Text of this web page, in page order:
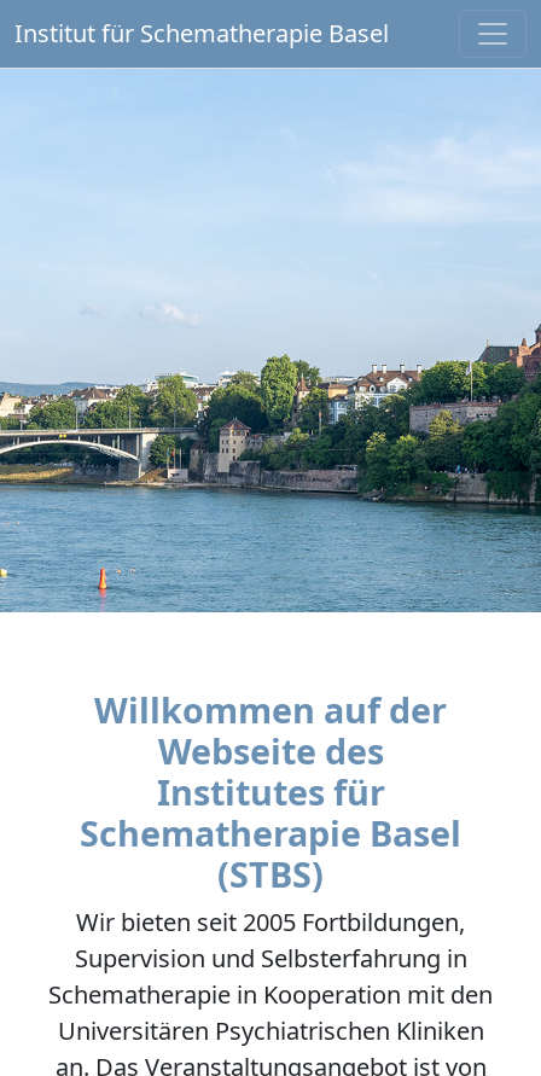
Institut für Schematherapie Basel
Willkommen auf der
Webseite des
Institutes für
Schematherapie Basel
(STBS)
Wir bieten seit 2005 Fortbildungen,
Supervision und Selbsterfahrung in
Schematherapie in Kooperation mit den
Universitären Psychiatrischen Kliniken
an. Das Veranstaltungsangebot ist von